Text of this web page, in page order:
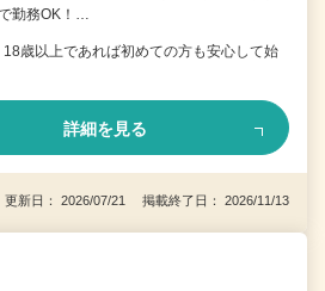
勤務OK！…
歳以上であれば初めての方も安心して始
詳細を見る
更新日： 2026/07/21 掲載終了日： 2026/11/13